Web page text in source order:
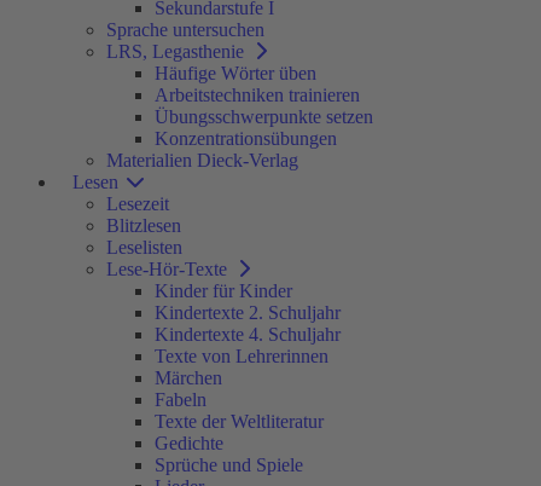
Sekundarstufe I
Sprache untersuchen
LRS, Legasthenie
Häufige Wörter üben
Arbeitstechniken trainieren
Übungsschwerpunkte setzen
Konzentrationsübungen
Materialien Dieck-Verlag
Lesen
Lesezeit
Blitzlesen
Leselisten
Lese-Hör-Texte
Kinder für Kinder
Kindertexte 2. Schuljahr
Kindertexte 4. Schuljahr
Texte von Lehrerinnen
Märchen
Fabeln
Texte der Weltliteratur
Gedichte
Sprüche und Spiele